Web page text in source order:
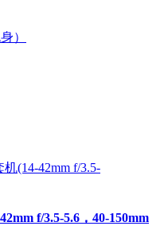
f/3.5-5.6，40-150mm